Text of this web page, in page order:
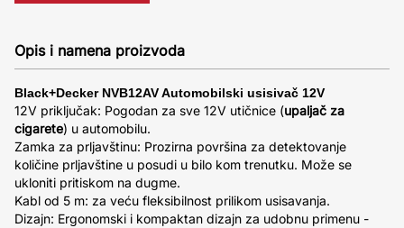
Opis i namena proizvoda
Black+Decker NVB12AV Automobilski usisivač 12V
12V priključak: Pogodan za sve 12V utičnice (upaljač za
cigarete) u automobilu.
Zamka za prljavštinu: Prozirna površina za detektovanje
količine prljavštine u posudi u bilo kom trenutku. Može se
ukloniti pritiskom na dugme.
Kabl od 5 m: za veću fleksibilnost prilikom usisavanja.
Dizajn: Ergonomski i kompaktan dizajn za udobnu primenu -